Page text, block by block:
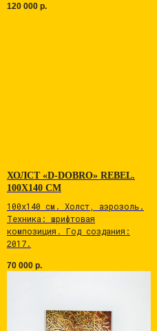
120 000 р.
ХОЛСТ «D-DOBRO» REBEL.
100Х140 СМ
100х140 см. Холст, аэрозоль.
Техника: шрифтовая
композиция. Год создания:
2017.
70 000 р.